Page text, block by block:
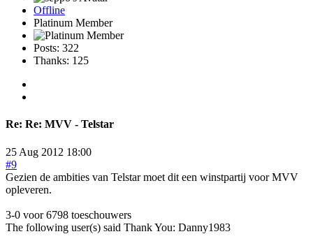
Offline
Platinum Member
Posts: 322
Thanks: 125
Re: Re: MVV - Telstar
25 Aug 2012 18:00
#9
Gezien de ambities van Telstar moet dit een winstpartij voor MVV
opleveren.
3-0 voor 6798 toeschouwers
The following user(s) said Thank You: Danny1983